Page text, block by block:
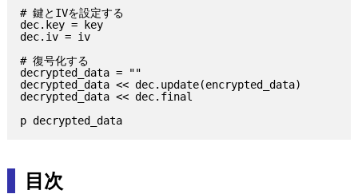
# 鍵とIVを設定する
dec.key = key
dec.iv = iv
# 復号化する
decrypted_data = ""
decrypted_data << dec.update(encrypted_data)
decrypted_data << dec.final
p decrypted_data
目次